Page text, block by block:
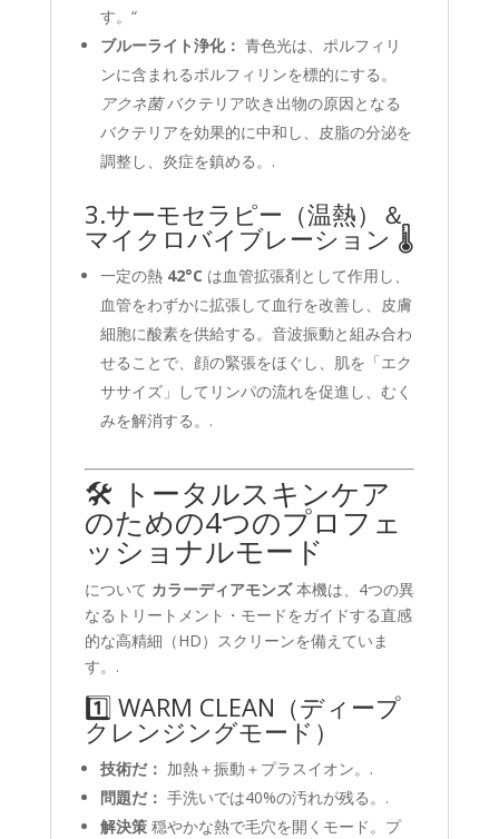
す。“
ブルーライト浄化： 青色光は、ポルフィリ
ンに含まれるポルフィリンを標的にする。
アクネ菌バクテリア吹き出物の原因となる
バクテリアを効果的に中和し、皮脂の分泌を
調整し、炎症を鎮める。.
3.サーモセラピー（温熱）＆
マイクロバイブレーション 🌡️
一定の熱 42°C は血管拡張剤として作用し、
血管をわずかに拡張して血行を改善し、皮膚
細胞に酸素を供給する。音波振動と組み合わ
せることで、顔の緊張をほぐし、肌を「エク
ササイズ」してリンパの流れを促進し、むく
みを解消する。.
🛠️ トータルスキンケア
のための4つのプロフェ
ッショナルモード
について カラーディアモンズ本機は、4つの異
なるトリートメント・モードをガイドする直感
的な高精細（HD）スクリーンを備えていま
す。.
1️⃣ WARM CLEAN（ディープ
クレンジングモード）
技術だ： 加熱＋振動＋プラスイオン。.
問題だ： 手洗いでは40%の汚れが残る。.
解決策穏やかな熱で毛穴を開くモード。プ